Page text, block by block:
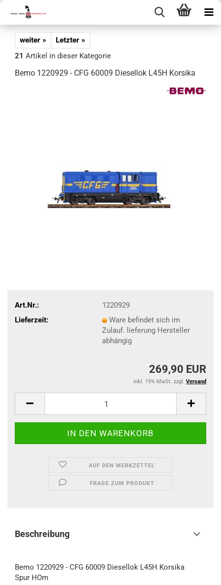
weiter »
Letzter »
21 Artikel in dieser Kategorie
Bemo 1220929 - CFG 60009 Diesellok L45H Korsika
Art.Nr.:
1220929
Lieferzeit:
Ware befindet sich im
Zulauf. lieferung Hersteller
abhängig
269,90 EUR
inkl. 19% MwSt. zzgl. Versand
AUF DEN MERKZETTEL
FRAGE ZUM PRODUKT
Beschreibung
Bemo 1220929 - CFG 60009 Diesellok L45H Korsika
Spur HOm